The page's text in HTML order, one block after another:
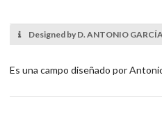
Designed by D. ANTONIO
Es una campo diseñado por